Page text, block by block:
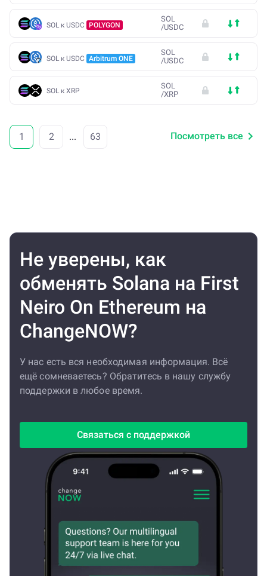
SOL к USDC POLYGON
SOL
/USDC
SOL к USDC Arbitrum ONE
SOL
/USDC
SOL к XRP
SOL
/XRP
1 2 ... 63 Посмотреть все
Не уверены, как
обменять Solana на First
Neiro On Ethereum на
ChangeNOW?
У нас есть вся необходимая информация. Всё
ещё сомневаетесь? Обратитесь в нашу службу
поддержки в любое время.
Связаться с поддержкой